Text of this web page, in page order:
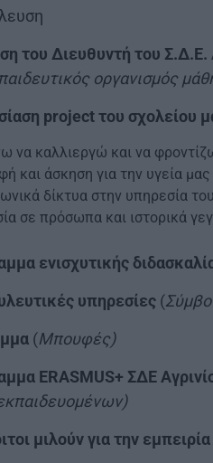
του Διευθυντή του Σ.Δ.Ε.
οργανισμός
project του σχολείου
να καλλιεργώ και να
και άσκηση για την υγεία μας
δίκτυα στην υπηρεσία
σε πρόσωπα και ιστορικά
ενισχυτικής
υπηρεσίες (
(Μπουφές)
ERASMUS+ ΣΔΕ
μιλούν για την